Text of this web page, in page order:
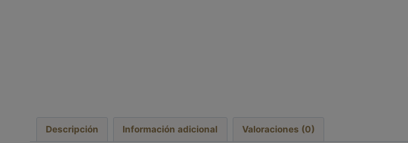
Descripción Información adicional Valoraciones (0)